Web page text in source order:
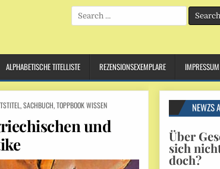
Search
for:
ALPHABETISCHE TITELLISTE REZENSIONSEXEMPLARE
,SACHBUCH,TOPPBOOK WISSEN
und
NEWZS
Über
sich
doch?